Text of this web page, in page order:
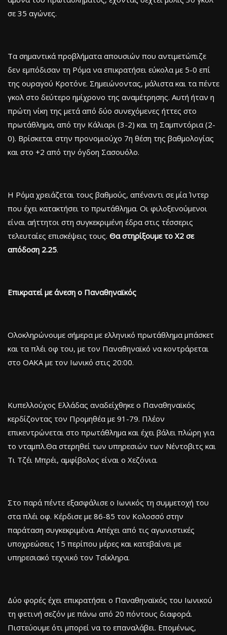
σε 35 αγώνες.
Τα σημαντικά προβλήματα απουσιών που αντιμετώπιζε
δεν εμπόδισαν τη Ρόμα να επικρατήσει εύκολα με 5-0 επί
της ουραγού Κροτόνε. Σημειώνοντας, μάλιστα και τα πέντε
γκολ στο δεύτερο ημίχρονο της αναμέτρησης. Αυτή ήταν η
πρώτη νίκη της μετά από δύο συνεχόμενες ήττες στο
πρωτάθλημα, από την Κάλιαρι (3-2) και τη Σαμπντόρια (2-
0). Βρίσκεται στην προνομιούχο 7η θέση της βαθμολογίας
και στο +2 από την όγδοη Σασουόλο.
Η Ρόμα χρειάζεται τους βαθμούς, απέναντι σε μία Ίντερ
που έχει κατακτήσει το πρωτάθλημα. Οι φιλοξενούμενοι
είναι αήττητοι στη συγκεκριμένη έδρα στις τέσσερις
τελευταίες επισκέψεις τους. Θα στηρίξουμε το Χ2 σε
απόδοση 2.25.
Επικρατεί με άνεση ο Παναθηναϊκός
Ολοκληρώνουμε σήμερα με ελληνικό πρωτάθλημα μπάσκετ
και τα πλέι οφ του, με τον Παναθηναϊκό να κοντράρεται
στο ΟΑΚΑ με τον Ιωνικό στις 20:00.
Κυπελλούχος Ελλάδας αναδείχθηκε ο Παναθηναϊκός
κερδίζοντας τον Προμηθέα με 91-79. Πλέον
επικεντρώνεται στο πρωτάθλημα και έχει βάλει πλώρη για
το νταμπλ.Θα στερηθεί των υπηρεσιών των Νέντοβιτς και
Τι Τζέι Μπρέι, αμφίβολος είναι ο Χεζόνια.
Στο παρά πέντε εξασφάλισε ο Ιωνικός τη συμμετοχή του
στα πλέι οφ. Κέρδισε με 86-85 τον Κολοσσό στην
παράταση συγκεκριμένα. Απέχει από τις αγωνιστικές
υποχρεώσεις 15 περίπου μέρες και κατεβαίνει με
υπηρεσιακό τεχνικό τον Τσίκληρα.
Δύο φορές έχει επικρατήσει ο Παναθηναϊκός του Ιωνικού
τη φετινή σεζόν με πάνω από 20 πόντους διαφορά.
Πιστεύουμε ότι μπορεί να το επαναλάβει. Επομένως,